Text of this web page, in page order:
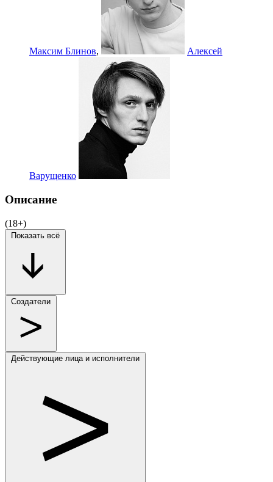
Максим Блинов, Алексей
Варущенко
Описание
(18+)
Показать всё
Создатели
Действующие лица и исполнители